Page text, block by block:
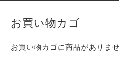
お買い物カゴ
お買い物カゴに商品がありませ